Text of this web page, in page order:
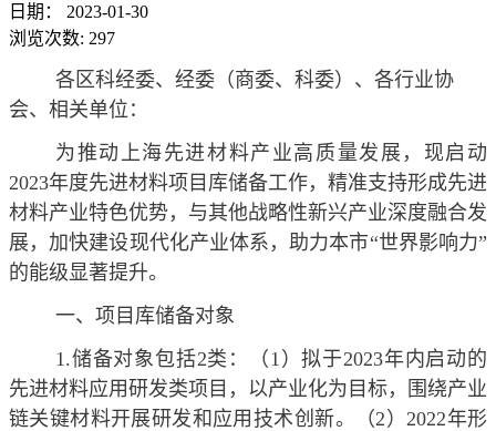
日期：
2023-01-30
浏览次数: 297
各区科经委、经委（商委、科委）、各行业协
会、相关单位：
为推动上海先进材料产业高质量发展，现启动
2023年度先进材料项目库储备工作，精准支持形成先进
材料产业特色优势，与其他战略性新兴产业深度融合发
展，加快建设现代化产业体系，助力本市“世界影响力”
的能级显著提升。
一、项目库储备对象
1.储备对象包括2类：（1）拟于2023年内启动的
先进材料应用研发类项目，以产业化为目标，围绕产业
链关键材料开展研发和应用技术创新。（2）2022年形